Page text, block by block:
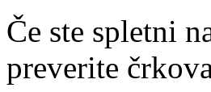
Če ste spletni
preverite